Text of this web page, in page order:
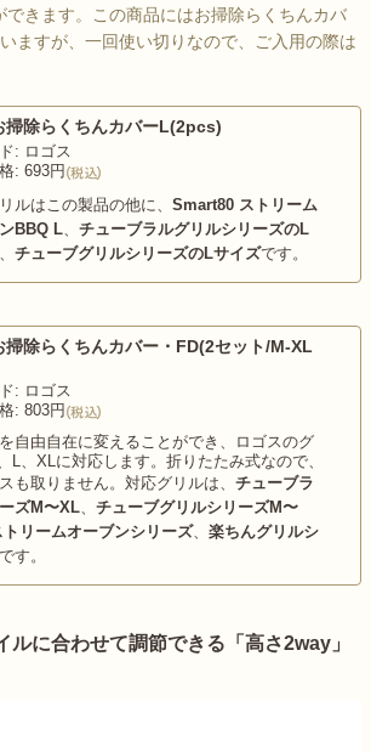
できます。この商品にはお掃除らくちんカバ
ますが、一回使い切りなので、ご入用の際は
掃除らくちんカバーL(2pcs)
: ロゴス
: 693円
ルはこの製品の他に、 Smart80 ストリーム
BBQ L、 チューブラルグリルシリーズのL
、 チューブグリルシリーズのLサイズです。
掃除らくちんカバー・FD(2セット/M-XL
: ロゴス
: 803円
自由自在に変えることができ、ロゴスのグ
L、XLに対応します。折りたたみ式なので、
も取りません。対応グリルは、 チューブラ
ズM〜XL、 チューブグリルシリーズM〜
トリームオーブンシリーズ、 楽ちんグリルシ
です。
ルに合わせて調節できる「高さ2way」